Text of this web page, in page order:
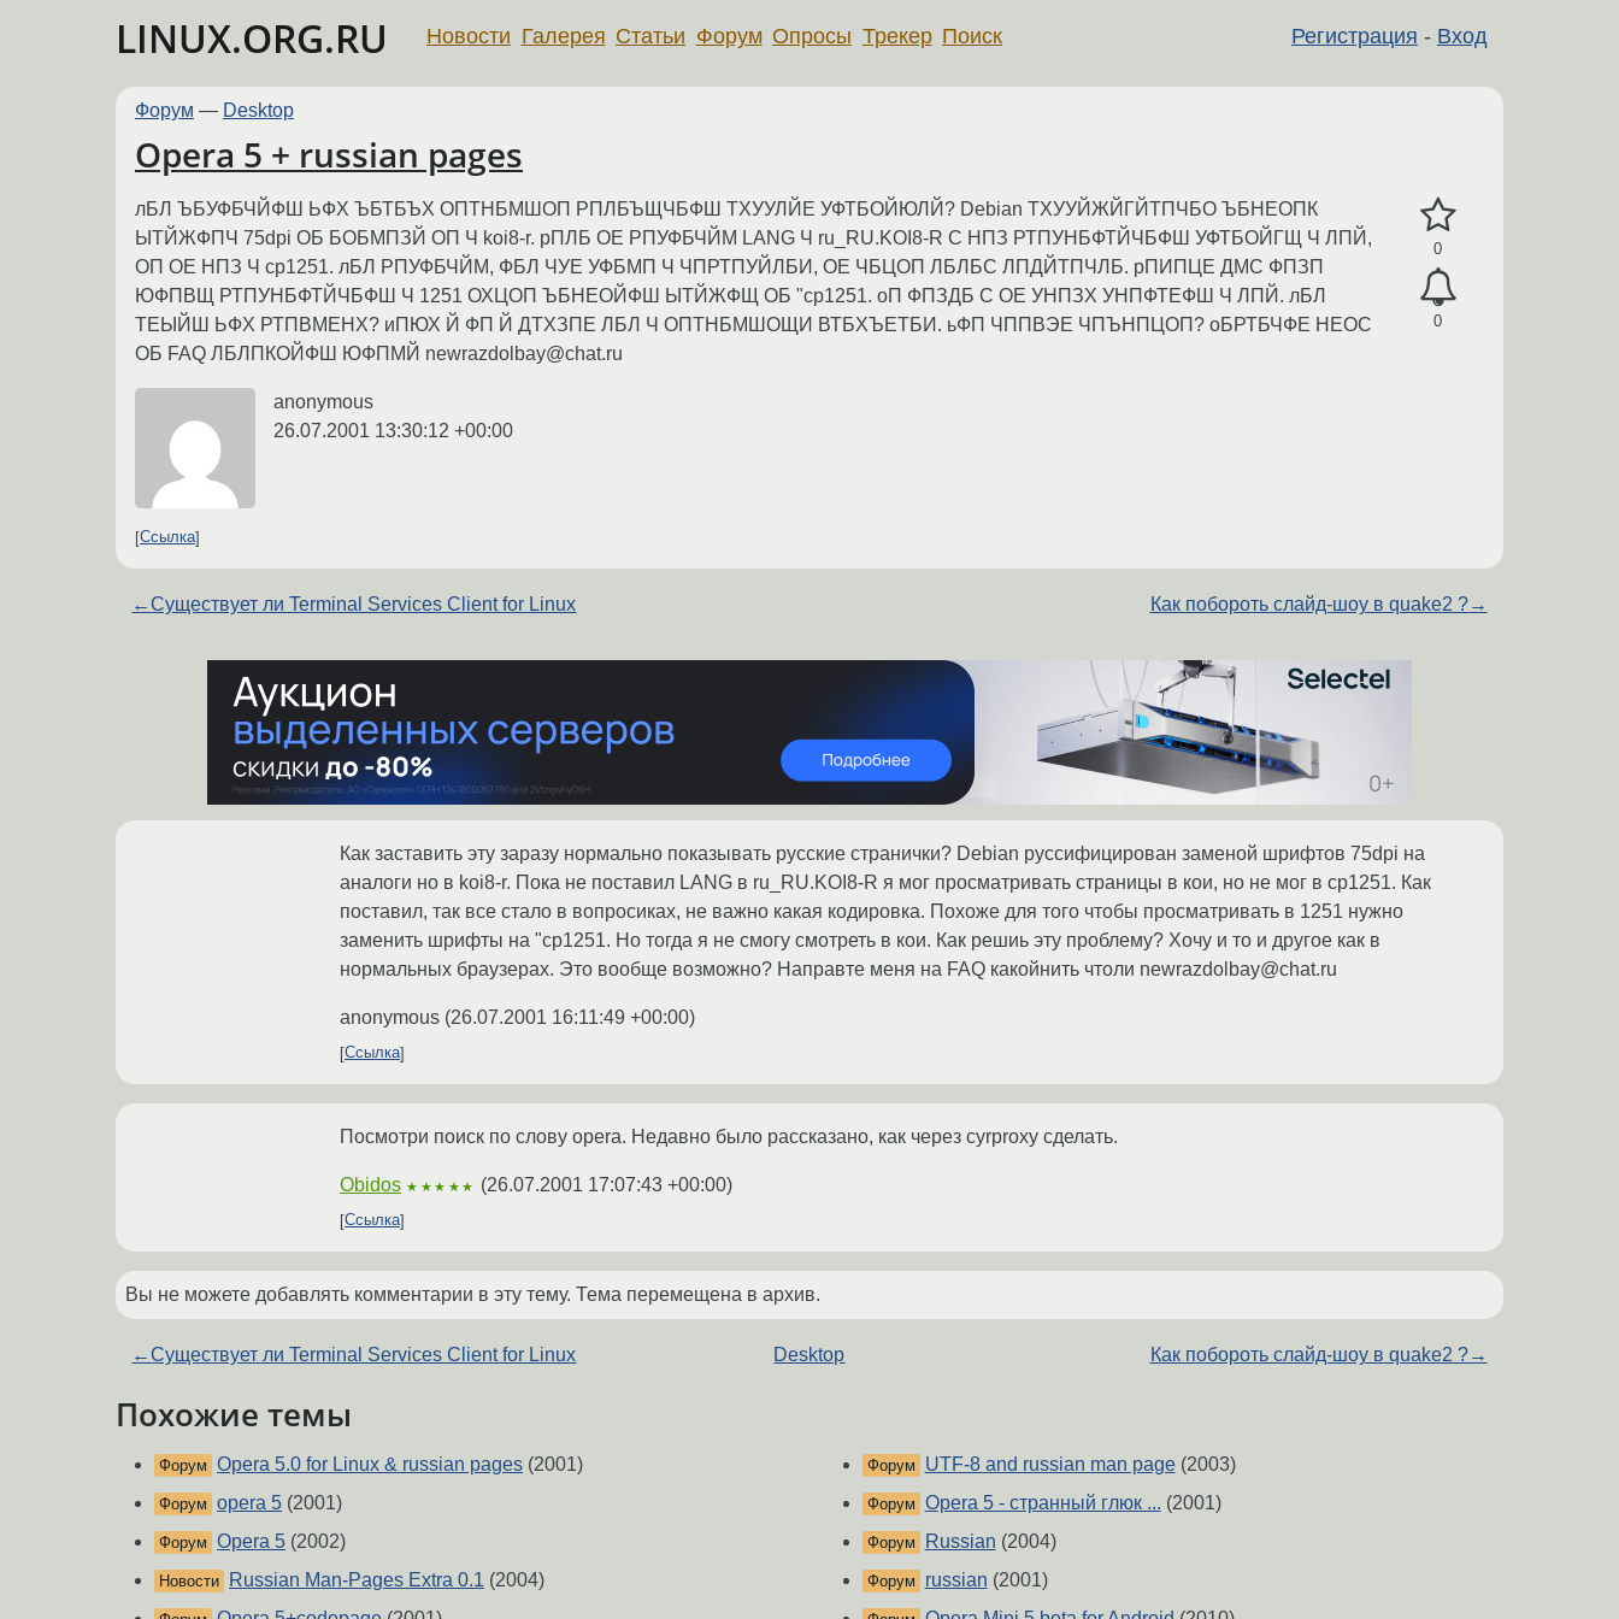
LINUX.ORG.RU Регистрация - Вход
Новости Галерея Статьи Форум Опросы Трекер Поиск
Форум — Desktop
Opera 5 + russian pages
0
0
лБЛ ЪБУФБЧЙФШ ЬФХ ЪБТБЪХ ОПТНБМШОП РПЛБЪЩЧБФШ ТХУУЛЙЕ УФТБОЙЮЛЙ? Debian ТХУУЙЖЙГЙТПЧБО ЪБНЕОПК
ЫТЙЖФПЧ 75dpi ОБ БОБМПЗЙ ОП Ч koi8-r. рПЛБ ОЕ РПУФБЧЙМ LANG Ч ru_RU.KOI8-R С НПЗ РТПУНБФТЙЧБФШ УФТБОЙГЩ Ч ЛПЙ,
ОП ОЕ НПЗ Ч cp1251. лБЛ РПУФБЧЙМ, ФБЛ ЧУЕ УФБМП Ч ЧПРТПУЙЛБИ, ОЕ ЧБЦОП ЛБЛБС ЛПДЙТПЧЛБ. рПИПЦЕ ДМС ФПЗП
ЮФПВЩ РТПУНБФТЙЧБФШ Ч 1251 ОХЦОП ЪБНЕОЙФШ ЫТЙЖФЩ ОБ "cp1251. оП ФПЗДБ С ОЕ УНПЗХ УНПФТЕФШ Ч ЛПЙ. лБЛ
ТЕЫЙШ ЬФХ РТПВМЕНХ? иПЮХ Й ФП Й ДТХЗПЕ ЛБЛ Ч ОПТНБМШОЩИ ВТБХЪЕТБИ. ьФП ЧППВЭЕ ЧПЪНПЦОП? оБРТБЧФЕ НЕОС
ОБ FAQ ЛБЛПКОЙФШ ЮФПМЙ newrazdolbay@chat.ru
anonymous
26.07.2001 13:30:12 +00:00
Ссылка
←Существует ли Terminal Services Client for Linux Как побороть слайд-шоу в quake2 ?→
Как заставить эту заразу нормально показывать русские странички? Debian руссифицирован заменой шрифтов 75dpi на
аналоги но в koi8-r. Пока не поставил LANG в ru_RU.KOI8-R я мог просматривать страницы в кои, но не мог в cp1251. Как
поставил, так все стало в вопросиках, не важно какая кодировка. Похоже для того чтобы просматривать в 1251 нужно
заменить шрифты на "cp1251. Но тогда я не смогу смотреть в кои. Как решиь эту проблему? Хочу и то и другое как в
нормальных браузерах. Это вообще возможно? Направте меня на FAQ какойнить чтоли newrazdolbay@chat.ru
anonymous (26.07.2001 16:11:49 +00:00)
Ссылка
Посмотри поиск по слову opera. Недавно было рассказано, как через cyrproxy сделать.
Obidos ★★★★★ (26.07.2001 17:07:43 +00:00)
Ссылка
Вы не можете добавлять комментарии в эту тему. Тема перемещена в архив.
←Существует ли Terminal Services Client for Linux Desktop Как побороть слайд-шоу в quake2 ?→
Похожие темы
Форум Opera 5.0 for Linux & russian pages (2001)
Форум opera 5 (2001)
Форум Opera 5 (2002)
Новости Russian Man-Pages Extra 0.1 (2004)
Форум UTF-8 and russian man page(2003)
Форум Opera 5 - странный глюк ... (2001)
Форум Russian (2004)
Форум russian (2001)